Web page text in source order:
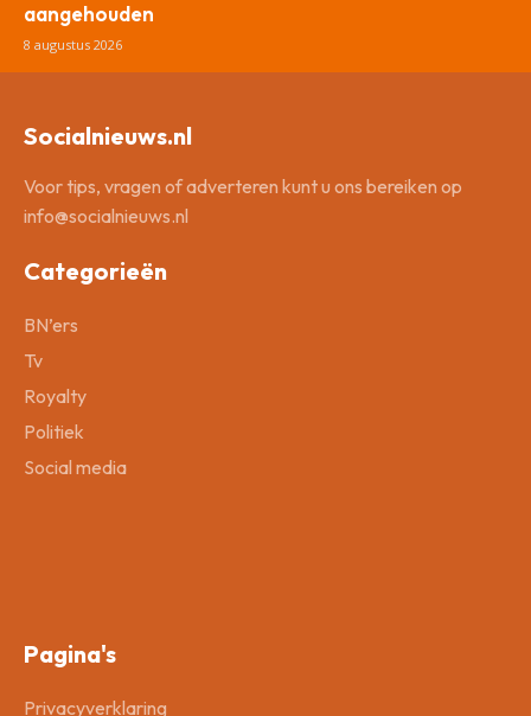
aangehouden
8 augustus 2026
Socialnieuws.nl
Voor tips, vragen of adverteren kunt u ons bereiken op
info@socialnieuws.nl
Categorieën
BN’ers
Tv
Royalty
Politiek
Social media
Pagina's
Privacyverklaring